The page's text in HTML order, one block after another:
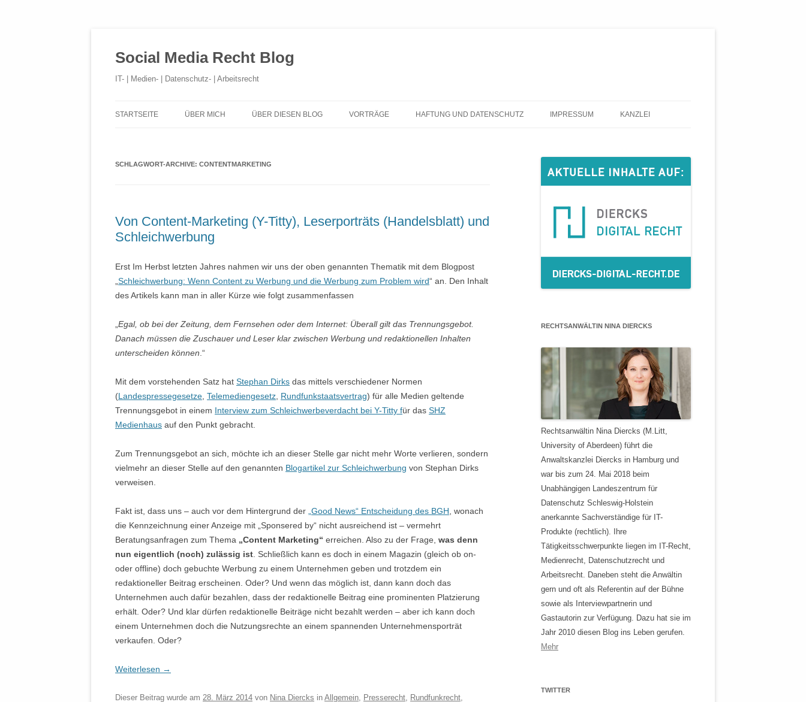
Social Media Recht Blog
IT- | Medien- | Datenschutz- | Arbeitsrecht
Inhalt
STARTSEITE ÜBER MICH ÜBER DIESEN BLOG VORTRÄGE HAFTUNG UND DATENSCHUTZ IMPRESSUM KANZLEI
SCHLAGWORT-ARCHIVE: CONTENTMARKETING
Von Content-Marketing (Y-Titty), Leserporträts (Handelsblatt) und
Schleichwerbung
Erst Im Herbst letzten Jahres nahmen wir uns der oben genannten Thematik mit dem Blogpost
Schleichwerbung: Wenn Content zu Werbung und die Werbung zum Problem wird“ an. Den Inhalt
des Artikels kann man in aller Kürze wie folgt zusammenfassen
Egal, ob bei der Zeitung, dem Fernsehen oder dem Internet: Überall gilt das Trennungsgebot.
Danach müssen die Zuschauer und Leser klar zwischen Werbung und redaktionellen Inhalten
unterscheiden können .“
Mit dem vorstehenden Satz hat Stephan Dirks das mittels verschiedener Normen
(Landespressegesetze Telemediengesetz Rundfunkstaatsvertrag) für alle Medien geltende
Trennungsgebot in einem Interview zum Schleichwerbeverdacht bei Y-Titty für das SHZ
Medienhaus auf den Punkt gebracht.
Zum Trennungsgebot an sich, möchte ich an dieser Stelle gar nicht mehr Worte verlieren, sondern
vielmehr an dieser Stelle auf den genannten Blogartikel zur Schleichwerbung von Stephan Dirks
verweisen.
Fakt ist, dass uns – auch vor dem Hintergrund der „Good News“ Entscheidung des BGH , wonach
die Kennzeichnung einer Anzeige mit „Sponsered by“ nicht ausreichend ist – vermehrt
Beratungsanfragen zum Thema „Content Marketing“ erreichen. Also zu der Frage, was denn
nun eigentlich (noch) zulässig ist . Schließlich kann es doch in einem Magazin (gleich ob on-
oder offline) doch gebuchte Werbung zu einem Unternehmen geben und trotzdem ein
redaktioneller Beitrag erscheinen. Oder? Und wenn das möglich ist, dann kann doch das
Unternehmen auch dafür bezahlen, dass der redaktionelle Beitrag eine prominenten Platzierung
erhält. Oder? Und klar dürfen redaktionelle Beiträge nicht bezahlt werden – aber ich kann doch
einem Unternehmen doch die Nutzungsrechte an einem spannenden Unternehmensporträt
verkaufen. Oder?
Weiterlesen →
Dieser Beitrag wurde am 28. März 2014 von Nina Diercks in Allgemein, Presserecht, Rundfunkrecht,
RECHTSANWÄLTIN NINA DIERCKS
Rechtsanwältin Nina Diercks (M.Litt,
University of Aberdeen) führt die
Anwaltskanzlei Diercks in Hamburg und
war bis zum 24. Mai 2018 beim
Unabhängigen Landeszentrum für
Datenschutz Schleswig-Holstein
anerkannte Sachverständige für IT-
Produkte (rechtlich). Ihre
Tätigkeitsschwerpunkte liegen im IT-Recht,
Medienrecht, Datenschutzrecht und
Arbeitsrecht. Daneben steht die Anwältin
gern und oft als Referentin auf der Bühne
sowie als Interviewpartnerin und
Gastautorin zur Verfügung. Dazu hat sie im
Jahr 2010 diesen Blog ins Leben gerufen.
Mehr
TWITTER